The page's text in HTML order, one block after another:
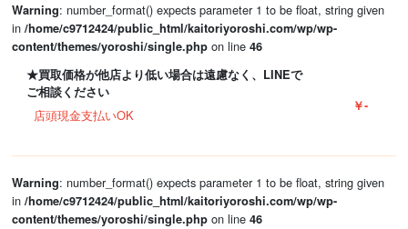
Warning: number_format() expects parameter 1 to be float, string given
in /home/c9712424/public_html/kaitoriyoroshi.com/wp/wp-
content/themes/yoroshi/single.phpon line 46
★買取価格が他店より低い場合は遠慮なく、LINEで
ご相談ください
店頭現金支払いOK
￥-
Warning: number_format() expects parameter 1 to be float, string given
in /home/c9712424/public_html/kaitoriyoroshi.com/wp/wp-
content/themes/yoroshi/single.phpon line 46